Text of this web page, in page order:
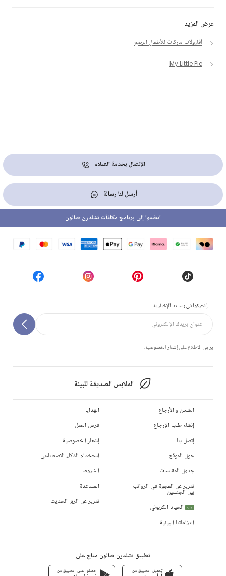
عرض المزيد
أفارولات ماركات للأطفال الرضع
My Little Pie
الإتصال بخدمة العملاء
أرسل لنا رسالة
إشتركوا في رسالتنا الإخبارية
يرجى الاطلاع على إشعار الخصوصية.
الملابس الصديقة للبيئة
انضموا إلى برنامج مكافآت تشلدرن صالون
الشحن و الأرجاع
إنشاء طلب الإرجاع
إتصل بنا
حول الموقع
جدول المقاسات
تقرير عن الفجوة في الرواتب
بين الجنسين
جديد
الحياد الكربوني
التزاماتنا البيئية
الهدايا
فرص العمل
إشعار الخصوصية
استخدام الذكاء الاصطناعي
الشروط
المساعدة
تقرير عن الرق الحديث
تطبيق تشلدرن صالون متاح على
تحميل التطبيق من احصلوا على التطبيق من